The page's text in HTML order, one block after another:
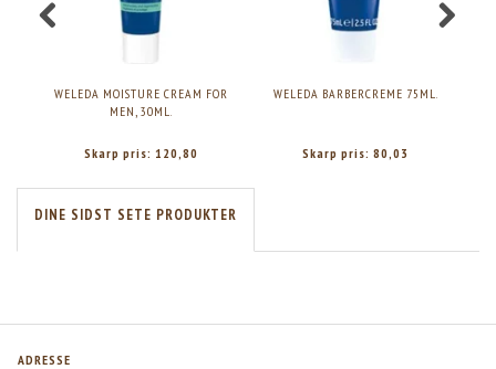
WELEDA MOISTURE CREAM FOR
MEN, 30ML.
Skarp pris: 120,80
WELEDA BARBERCREME 75ML.
Skarp pris: 80,03
DINE SIDST SETE PRODUKTER
ADRESSE